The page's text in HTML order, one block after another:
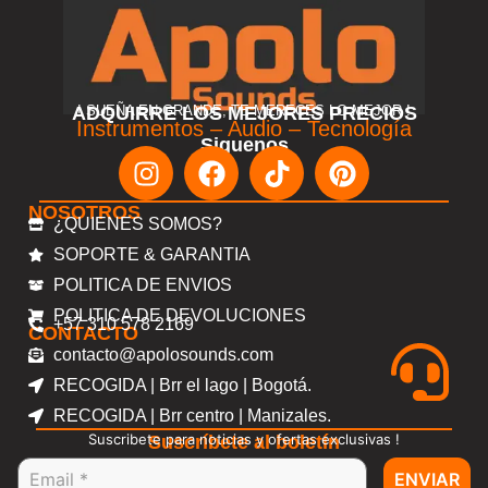
ADQUIRRE LOS MEJORES PRECIOS
! SUEÑA EN GRANDE, TE MERECES LO MEJOR !
Instrumentos – Audio – Tecnología
Siguenos
NOSOTROS
¿QUIENES SOMOS?
SOPORTE & GARANTIA
POLITICA DE ENVIOS
POLITICA DE DEVOLUCIONES
CONTACTO
+57 310 578 2169
contacto@apolosounds.com
RECOGIDA | Brr el lago | Bogotá.
RECOGIDA | Brr centro | Manizales.
Suscríbete al boletín
Suscribete para noticias y ofertas exclusivas !
ENVIAR